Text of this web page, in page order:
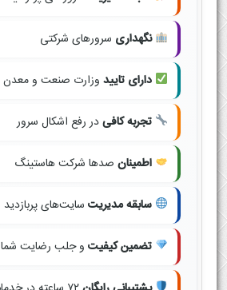
نگهداری سرورهای شرکتی
دارای تایید وزارت صنعت و معدن
تجربه کافیدر رفع اشکال سرور
اطمینان صدها شرکت هاستینگ
سابقه مدیریت سایت‌های پربازدید
تضمین کیفیت و جلب رضایت شما